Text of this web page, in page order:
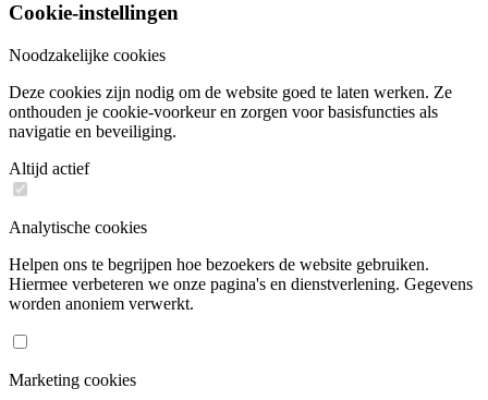
Cookie-instellingen
Noodzakelijke cookies
Deze cookies zijn nodig om de website goed te laten werken. Ze
onthouden je cookie-voorkeur en zorgen voor basisfuncties als
navigatie en beveiliging.
Altijd actief
Analytische cookies
Helpen ons te begrijpen hoe bezoekers de website gebruiken.
Hiermee verbeteren we onze pagina's en dienstverlening. Gegevens
worden anoniem verwerkt.
Marketing cookies